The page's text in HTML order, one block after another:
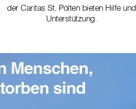
der Caritas St. Pölten bieten Hilfe und
Unterstützung.